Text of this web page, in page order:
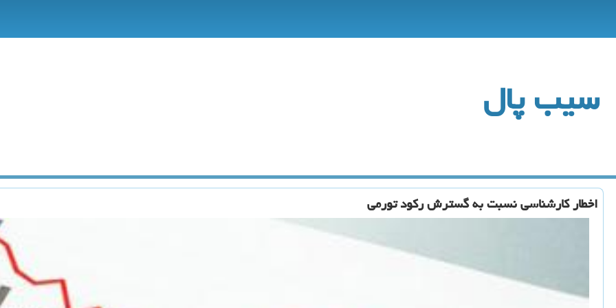
سیب پال
اخطار كارشناسی نسبت به گسترش ركود تورمی